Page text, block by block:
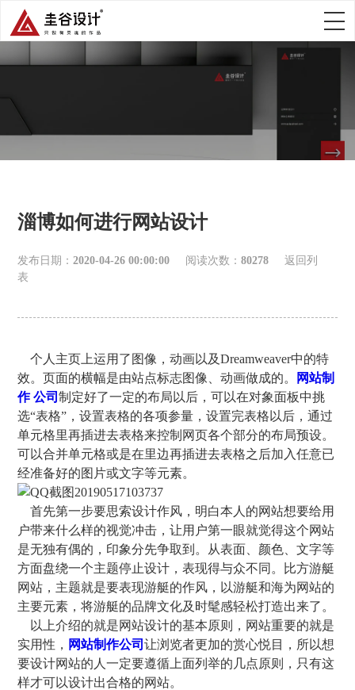
淄博如何进行网站设计
发布日期：2020-04-26 00:00:00 阅读次数：80278
返回列
表
个人主页上运用了图像，动画以及Dreamweaver中的特
效。页面的横幅是由站点标志图像、动画做成的。
网站制
作 公司制定好了一定的布局以后，可以在对象面板中挑
选“表格”，设置表格的各项参量，设置完表格以后，通过
单元格里再插进去表格来控制网页各个部分的布局预设。
可以合并单元格或是在里边再插进去表格之后加入任意已
经准备好的图片或文字等元素。
首先第一步要思索设计作风，明白本人的网站想要给用
户带来什么样的视觉冲击，让用户第一眼就觉得这个网站
是无独有偶的，印象分先争取到。从表面、颜色、文字等
方面盘绕一个主题停止设计，表现得与众不同。比方游艇
网站，主题就是要表现游艇的作风，以游艇和海为网站的
主要元素，将游艇的品牌文化及时髦感轻松打造出来了。
以上介绍的就是网站设计的基本原则，网站重要的就是
实用性， 网站制作公司让浏览者更加的赏心悦目，所以想
要设计网站的人一定要遵循上面列举的几点原则，只有这
样才可以设计出合格的网站。